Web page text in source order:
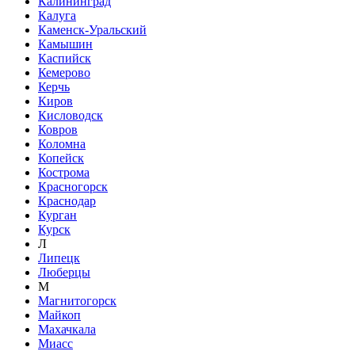
Калуга
Каменск-Уральский
Камышин
Каспийск
Кемерово
Керчь
Киров
Кисловодск
Ковров
Коломна
Копейск
Кострома
Красногорск
Краснодар
Курган
Курск
Л
Липецк
Люберцы
М
Магнитогорск
Майкоп
Махачкала
Миасс